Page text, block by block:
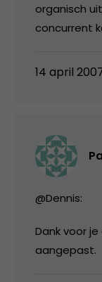
organisch
concurrent
14 april
@Dennis:
Dank voor
aangepast.